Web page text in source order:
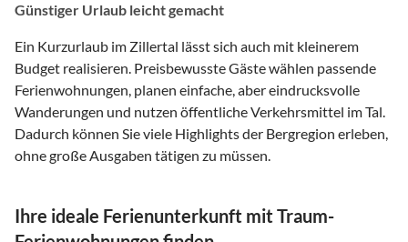
Günstiger Urlaub leicht gemacht
Ein Kurzurlaub im Zillertal lässt sich auch mit kleinerem
Budget realisieren. Preisbewusste Gäste wählen passende
Ferienwohnungen, planen einfache, aber eindrucksvolle
Wanderungen und nutzen öffentliche Verkehrsmittel im Tal.
Dadurch können Sie viele Highlights der Bergregion erleben,
ohne große Ausgaben tätigen zu müssen.
Ihre ideale Ferienunterkunft mit Traum-